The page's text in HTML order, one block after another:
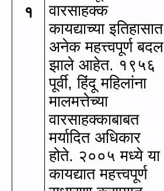
१
वारसाहक्क
कायद्याच्या इतिहासात
अनेक महत्त्वपूर्ण बदल
झाले आहेत. १९५६
पूर्वी,हिंदू महिलांना
मालमत्तेच्या
वारसाहक्काबाबत
मर्यादित अधिकार
होते. २००५ मध्ये या
कायद्यात महत्त्वपूर्ण